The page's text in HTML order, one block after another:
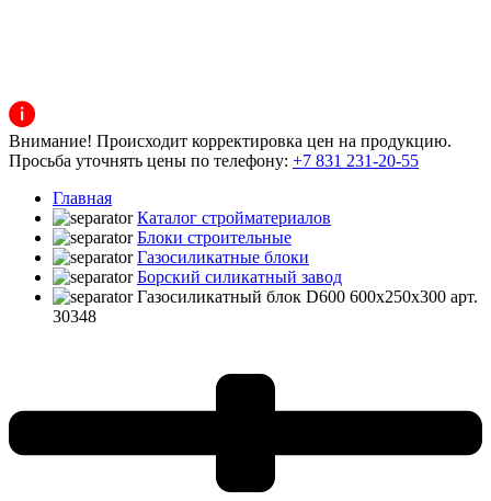
Внимание! Происходит корректировка цен на продукцию.
Просьба уточнять цены по телефону: +7 831 231-20-55
Главная
Каталог стройматериалов
Блоки строительные
Газосиликатные блоки
Борский силикатный завод
Газосиликатный блок D600 600x250x300 арт.
30348